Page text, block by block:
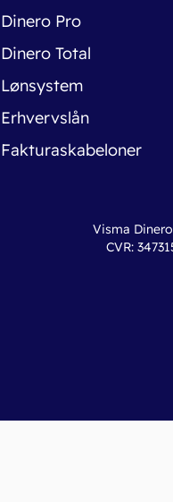
Dinero Pro
Dinero Total
Lønsystem
Erhvervslån
Fakturaskabeloner
Visma
CVR: